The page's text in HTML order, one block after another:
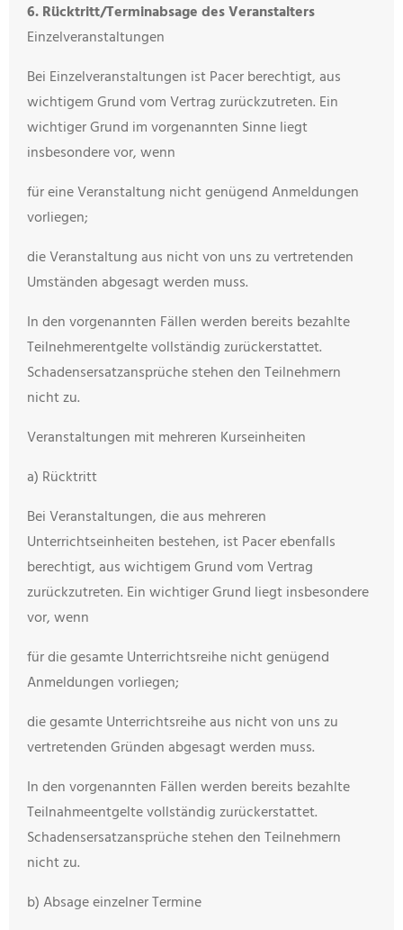
6. Rücktritt/Terminabsage des Veranstalters
Einzelveranstaltungen
Bei Einzelveranstaltungen ist Pacer berechtigt, aus
wichtigem Grund vom Vertrag zurückzutreten. Ein
wichtiger Grund im vorgenannten Sinne liegt
insbesondere vor, wenn
für eine Veranstaltung nicht genügend Anmeldungen
vorliegen;
die Veranstaltung aus nicht von uns zu vertretenden
Umständen abgesagt werden muss.
In den vorgenannten Fällen werden bereits bezahlte
Teilnehmerentgelte vollständig zurückerstattet.
Schadensersatzansprüche stehen den Teilnehmern
nicht zu.
Veranstaltungen mit mehreren Kurseinheiten
a) Rücktritt
Bei Veranstaltungen, die aus mehreren
Unterrichtseinheiten bestehen, ist Pacer ebenfalls
berechtigt, aus wichtigem Grund vom Vertrag
zurückzutreten. Ein wichtiger Grund liegt insbesondere
vor, wenn
für die gesamte Unterrichtsreihe nicht genügend
Anmeldungen vorliegen;
die gesamte Unterrichtsreihe aus nicht von uns zu
vertretenden Gründen abgesagt werden muss.
In den vorgenannten Fällen werden bereits bezahlte
Teilnahmeentgelte vollständig zurückerstattet.
Schadensersatzansprüche stehen den Teilnehmern
nicht zu.
b) Absage einzelner Termine